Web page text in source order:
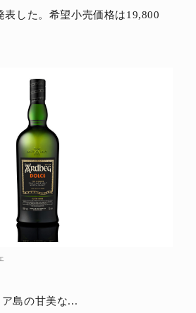
表した。希望小売価格は19,800
島の甘美な...